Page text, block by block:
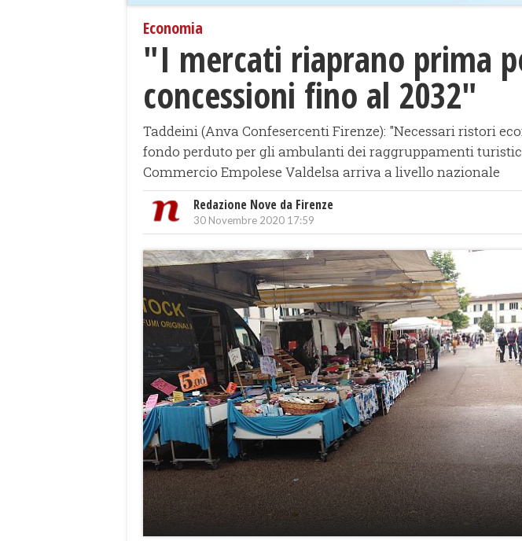
Economia
"I mercati riaprano prima
concessioni fino al 2032"
Taddeini (Anva Confesercenti Firenze): "Necessari ristori
fondo perduto per gli ambulanti dei raggruppamenti
Commercio Empolese Valdelsa arriva a livello nazionale
Redazione Nove da Firenze
30 Novembre 2020 17:59